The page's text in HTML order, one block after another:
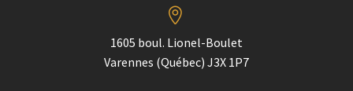


1605 boul. Lionel-Boulet
Varennes (Québec) J3X 1P7